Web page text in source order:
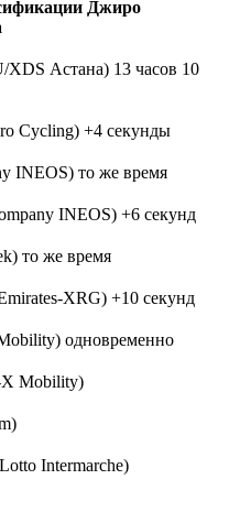
Джиро
Астана) 13 часов 10
Cycling) +4 секунды
INEOS) то же время
INEOS) +6 секунд
то же время
XRG) +10 секунд
одновременно
X Mobility)
Intermarche)